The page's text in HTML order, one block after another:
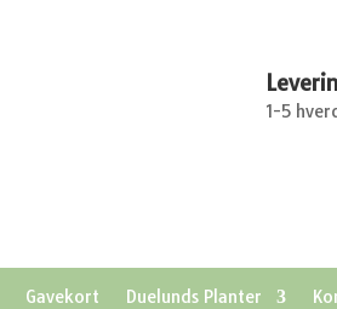
1-5
Gavekort Duelunds Planter